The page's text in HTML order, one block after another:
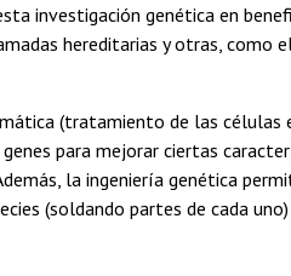
investigación genética en
hereditarias y otras, como
(tratamiento de las células
para mejorar ciertas
la ingeniería genética
(soldando partes de cada